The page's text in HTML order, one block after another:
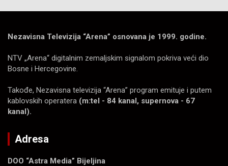
Nezavisna Televizija “Arena” osnovana je 1999. godine.
NTV „Arena“ digitalnim zemaljskim signalom pokriva veći dio
Bosne i Hercegovine.
Takođe, Nezavisna televizija “Arena” program emituje i putem
kablovskih operatera (m:tel - 84 kanal, supernova - 67
kanal).
Adresa
DOO “Astra Media” Bijeljina